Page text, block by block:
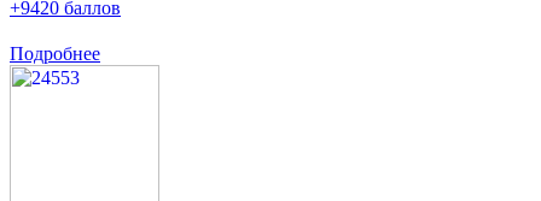
+9420 баллов
Подробнее